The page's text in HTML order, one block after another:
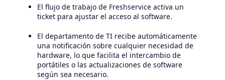
El flujo de trabajo de Freshservice activa un
ticket para ajustar el acceso al software.
El departamento de TI recibe automáticamente
una notificación sobre cualquier necesidad de
hardware, lo que facilita el intercambio de
portátiles o las actualizaciones de software
según sea necesario.